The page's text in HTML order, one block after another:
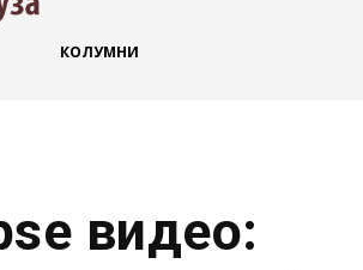
КОЛУМНИ
видео: